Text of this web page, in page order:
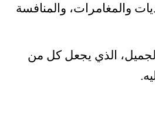
والمغامرات، والمنافسة
الذي يجعل كل من